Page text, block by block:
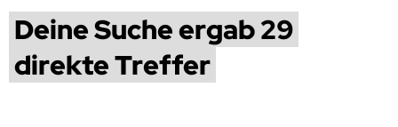
Deine Suche ergab 29
direkte Treffer